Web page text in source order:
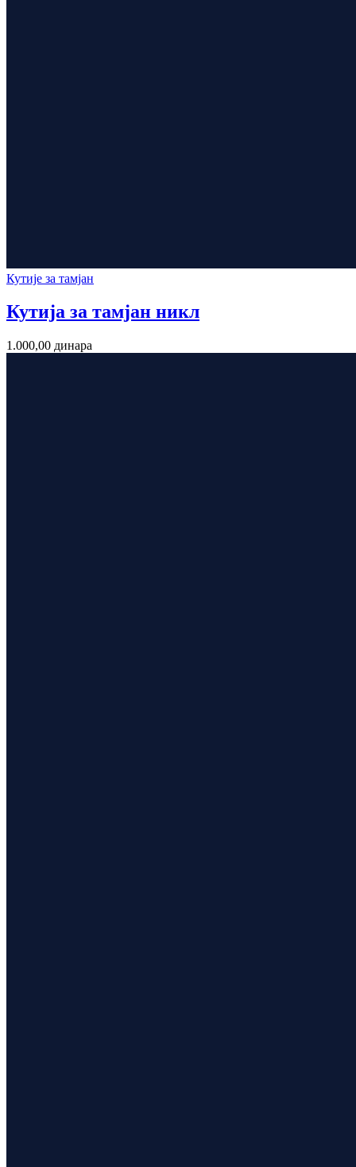
Кутије за тамјан
Кутија за тамјан никл
1.000,00 динара